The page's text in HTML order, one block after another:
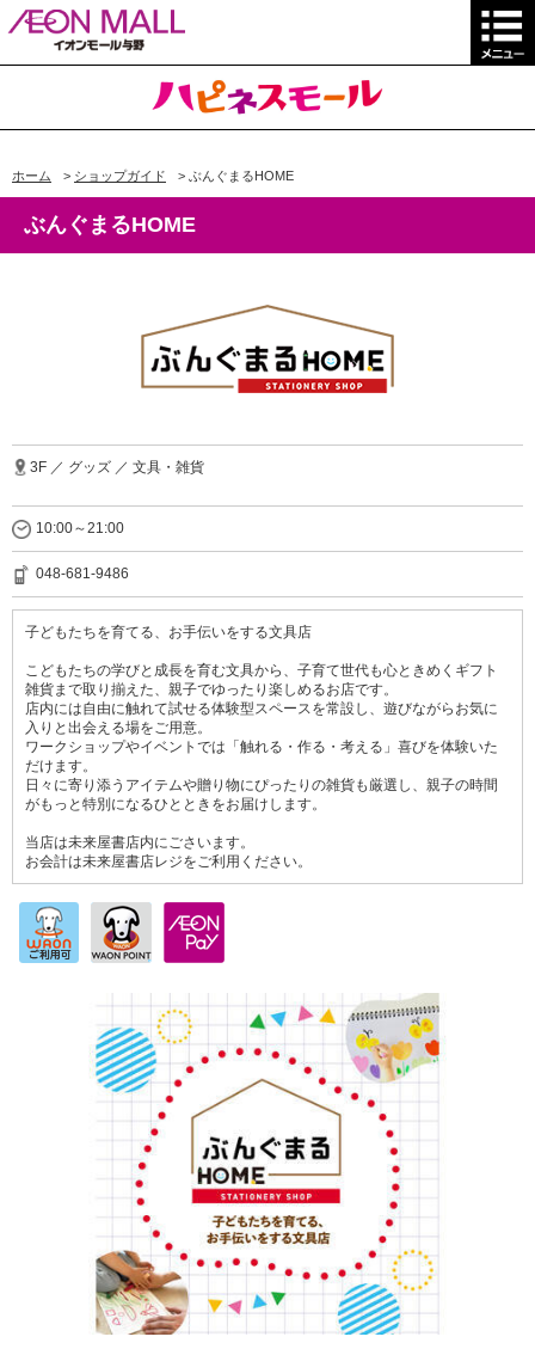
ホーム > ショップガイド > ぶんぐまるHOME
ぶんぐまるHOME
3F ／ グッズ ／ 文具・雑貨
10:00～21:00
048-681-9486
子どもたちを育てる、お手伝いをする文具店
こどもたちの学びと成長を育む文具から、子育て世代も心ときめくギフト
雑貨まで取り揃えた、親子でゆったり楽しめるお店です。
店内には自由に触れて試せる体験型スペースを常設し、遊びながらお気に
入りと出会える場をご用意。
ワークショップやイベントでは「触れる・作る・考える」喜びを体験いた
だけます。
日々に寄り添うアイテムや贈り物にぴったりの雑貨も厳選し、親子の時間
がもっと特別になるひとときをお届けします。
当店は未来屋書店内にごさいます。
お会計は未来屋書店レジをご利用ください。